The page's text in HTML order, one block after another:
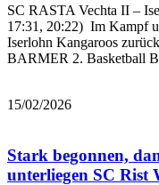
SC RASTA Vechta II –
17:31, 20:22) Im Kampf
Iserlohn Kangaroos
BARMER 2. Basketball
15/02/2026
Stark begonnen,
unterliegen SC Rist